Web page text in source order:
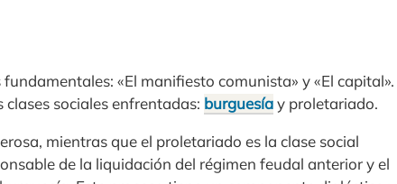
«El manifiesto comunista» y «El capital».
sociales enfrentadas: burguesíay proletariado.
mientras que el proletariado es la clase social
de la liquidación del régimen feudal anterior y el